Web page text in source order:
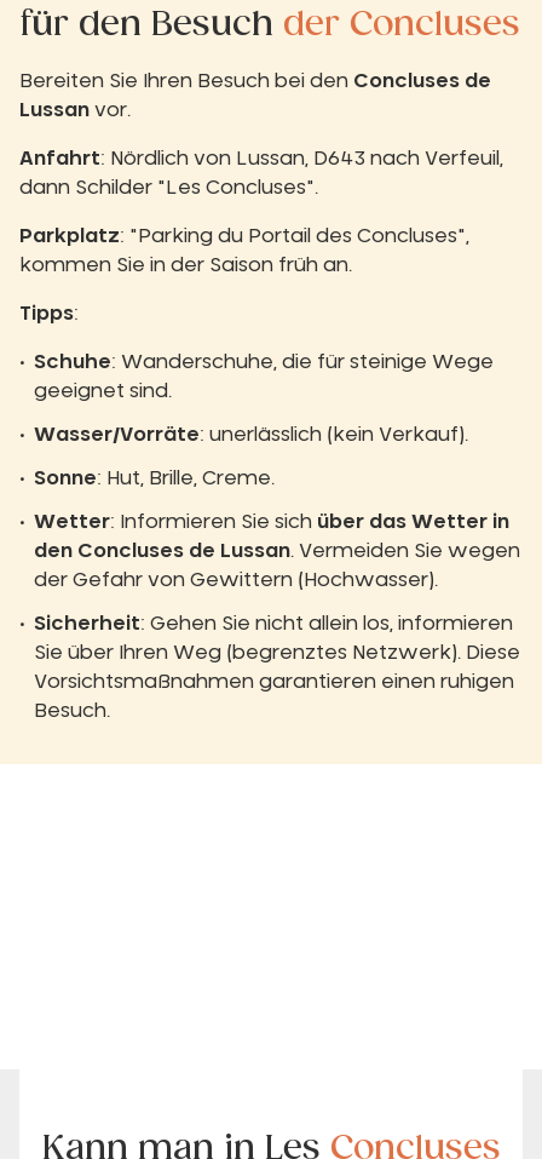
für den Besuch der Concluses
Bereiten Sie Ihren Besuch bei den Concluses de
Lussan vor.
Anfahrt: Nördlich von Lussan, D643 nach Verfeuil,
dann Schilder "Les Concluses".
Parkplatz: "Parking du Portail des Concluses",
kommen Sie in der Saison früh an.
Tipps:
Schuhe: Wanderschuhe, die für steinige Wege
geeignet sind.
Wasser/Vorräte: unerlässlich (kein Verkauf).
Sonne: Hut, Brille, Creme.
Wetter: Informieren Sie sich über das Wetter in
den Concluses de Lussan. Vermeiden Sie wegen
der Gefahr von Gewittern (Hochwasser).
Sicherheit: Gehen Sie nicht allein los, informieren
Sie über Ihren Weg (begrenztes Netzwerk). Diese
Vorsichtsmaßnahmen garantieren einen ruhigen
Besuch.
Kann man in Les Concluses